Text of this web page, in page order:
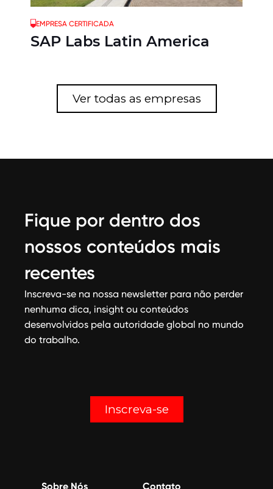
EMPRESA CERTIFICADA
SAP Labs Latin America
Ver todas as empresas
Fique por dentro dos
nossos conteúdos mais
recentes
Inscreva-se na nossa newsletter para não perder
nenhuma dica, insight ou conteúdos
desenvolvidos pela autoridade global no mundo
do trabalho.
Inscreva-se
Sobre Nós Contato